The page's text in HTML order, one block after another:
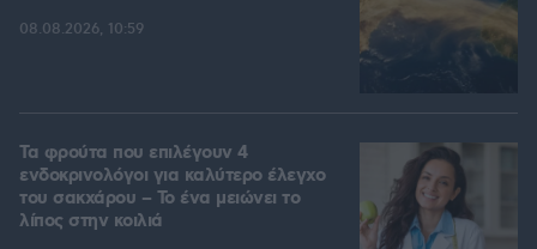
08.08.2026, 10:59
Τα φρούτα που επιλέγουν 4
ενδοκρινολόγοι για καλύτερο έλεγχο
του σακχάρου – Το ένα μειώνει το
λίπος στην κοιλιά